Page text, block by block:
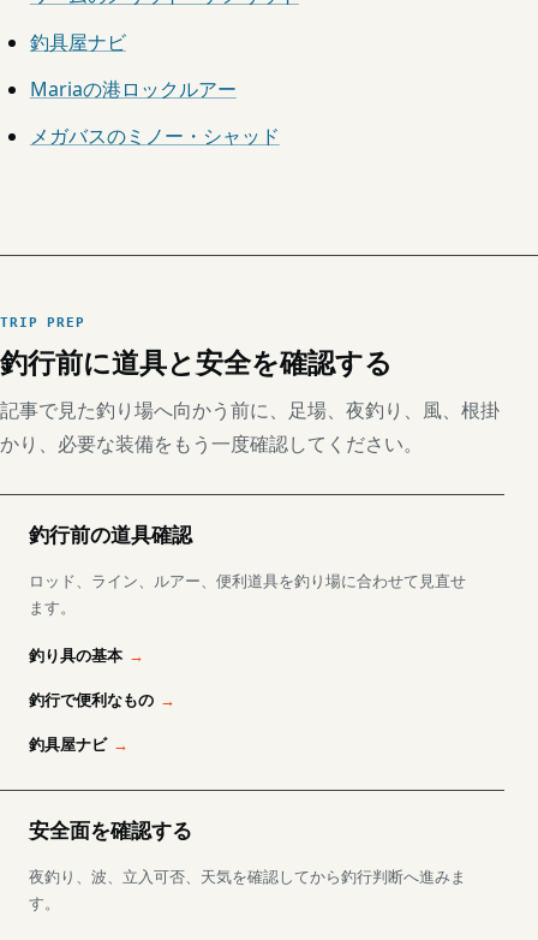
釣具屋ナビ
Mariaの港ロックルアー
メガバスのミノー・シャッド
TRIP PREP
釣行前に道具と安全を確認する
記事で見た釣り場へ向かう前に、足場、夜釣り、風、根掛
かり、必要な装備をもう一度確認してください。
釣行前の道具確認
ロッド、ライン、ルアー、便利道具を釣り場に合わせて見直せ
ます。
釣り具の基本
釣行で便利なもの
釣具屋ナビ
安全面を確認する
夜釣り、波、立入可否、天気を確認してから釣行判断へ進みま
す。